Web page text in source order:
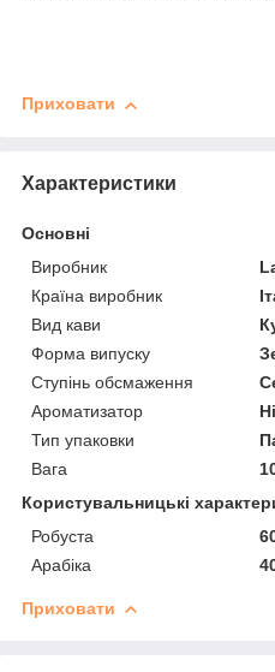
Приховати
Характеристики
Основні
Виробник
Країна виробник
Вид кави
Форма випуску
Ступінь обсмаження
Ароматизатор
Ні
Тип упаковки
Вага
Користувальницькі
Робуста
Арабіка
Приховати